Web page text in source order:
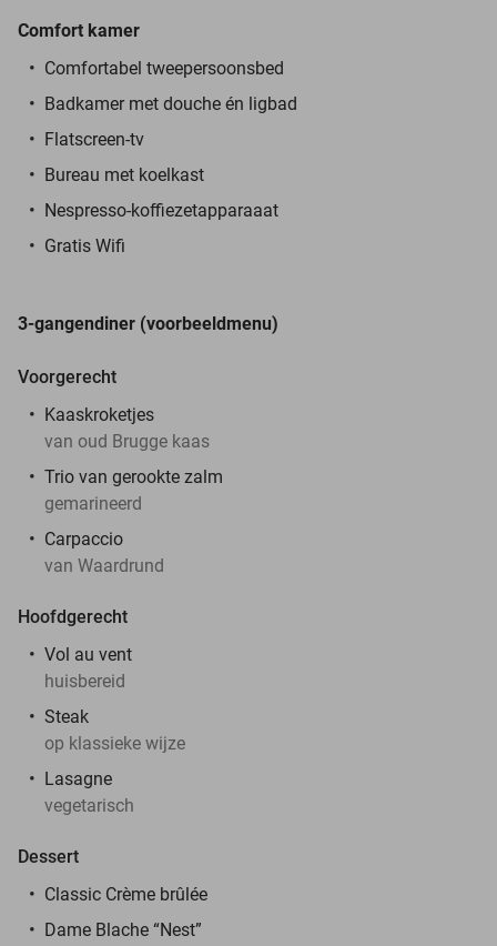
Comfort kamer
Comfortabel tweepersoonsbed
Badkamer met douche én ligbad
Flatscreen-tv
Bureau met koelkast
Nespresso-koffiezetapparaaat
Gratis Wifi
3-gangendiner (voorbeeldmenu)
Voorgerecht
Kaaskroketjes
van oud Brugge kaas
Trio van gerookte zalm
gemarineerd
Carpaccio
van Waardrund
Hoofdgerecht
Vol au vent
huisbereid
Steak
op klassieke wijze
Lasagne
vegetarisch
Dessert
Classic Crème brûlée
Dame Blache “Nest”